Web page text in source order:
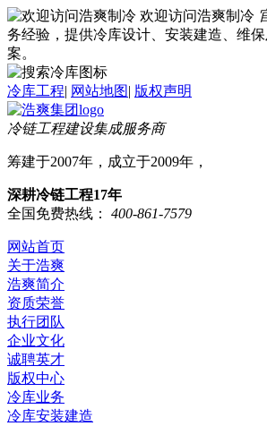
欢迎访问浩爽制冷
务经验，提供冷库设计、安装建造、维
案。
冷库工程| 网站地图| 版权声明
冷链工程建设集成服务商
筹建于2007年，成立于2009年，
深耕冷链工程17年
全国免费热线：
400-861-7579
网站首页
关于浩爽
浩爽简介
资质荣誉
执行团队
企业文化
诚聘英才
版权中心
冷库业务
冷库安装建造